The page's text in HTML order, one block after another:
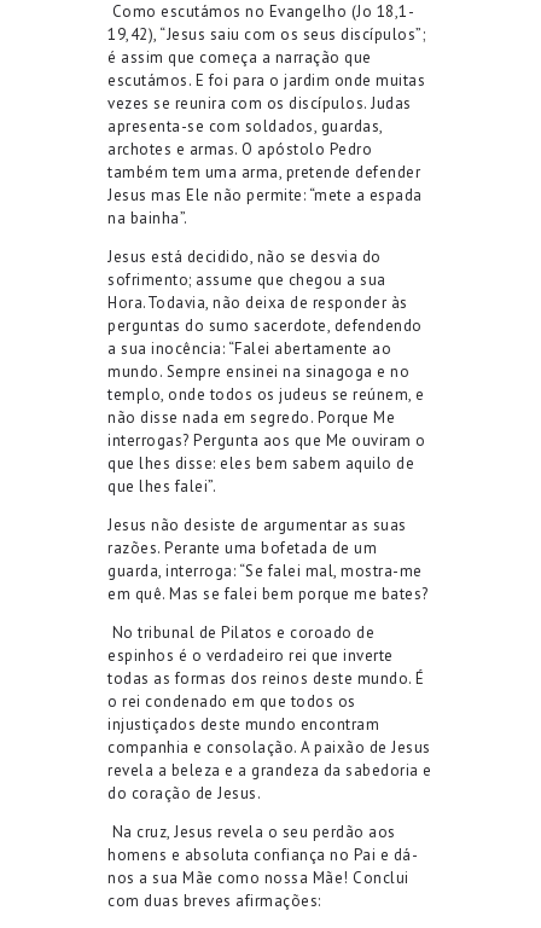
Como escutámos no Evangelho (Jo 18,1-
19,42), “Jesus saiu com os seus discípulos”;
é assim que começa a narração que
escutámos. E foi para o jardim onde muitas
vezes se reunira com os discípulos. Judas
apresenta-se com soldados, guardas,
archotes e armas. O apóstolo Pedro
também tem uma arma, pretende defender
Jesus mas Ele não permite: “mete a espada
na bainha”.
Jesus está decidido, não se desvia do
sofrimento; assume que chegou a sua
Hora.Todavia, não deixa de responder às
perguntas do sumo sacerdote, defendendo
a sua inocência: “Falei abertamente ao
mundo. Sempre ensinei na sinagoga e no
templo, onde todos os judeus se reúnem, e
não disse nada em segredo. Porque Me
interrogas? Pergunta aos que Me ouviram o
que lhes disse: eles bem sabem aquilo de
que lhes falei”.
Jesus não desiste de argumentar as suas
razões. Perante uma bofetada de um
guarda, interroga: “Se falei mal, mostra-me
em quê. Mas se falei bem porque me bates?
No tribunal de Pilatos e coroado de
espinhos é o verdadeiro rei que inverte
todas as formas dos reinos deste mundo. É
o rei condenado em que todos os
injustiçados deste mundo encontram
companhia e consolação. A paixão de Jesus
revela a beleza e a grandeza da sabedoria e
do coração de Jesus.
Na cruz, Jesus revela o seu perdão aos
homens e absoluta confiança no Pai e dá-
nos a sua Mãe como nossa Mãe! Conclui
com duas breves afirmações: